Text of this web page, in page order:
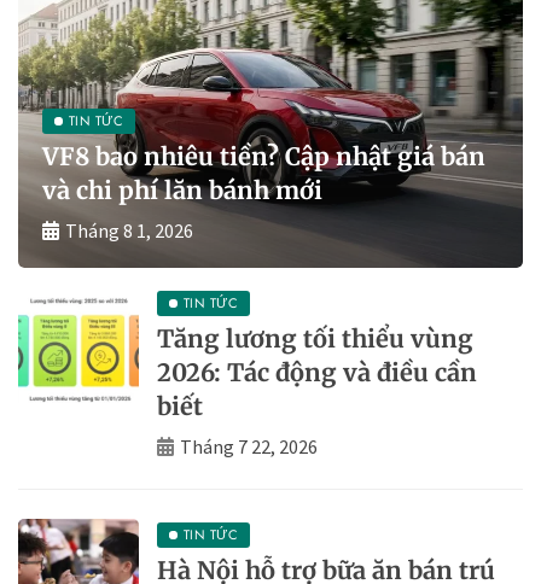
TIN TỨC
VF8 bao nhiêu tiền? Cập nhật giá bán
và chi phí lăn bánh mới
Tháng 8 1, 2026
TIN TỨC
Tăng lương tối thiểu vùng
2026: Tác động và điều cần
biết
Tháng 7 22, 2026
TIN TỨC
Hà Nội hỗ trợ bữa ăn bán trú